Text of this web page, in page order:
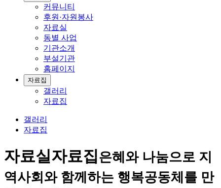
커뮤니티
후원·자원봉사
자료실
동별 사업
기관소개
부설기관
홈페이지
자료집
갤러리
자료집
갤러리
자료집
자료실자료집은혜와 나눔으로 지
역사회와 함께하는 행복공동체를 만